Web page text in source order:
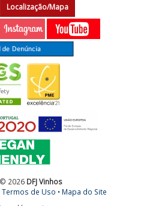
Localização/Mapa
2026 DFJ Vinhos
Termos de Uso • Mapa do Site